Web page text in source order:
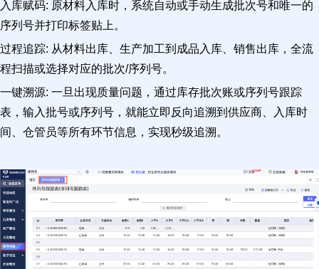
入库赋码: 原材料入库时，系统自动或手动生成批次号和唯一的
序列号并打印标签贴上。
过程追踪: 从材料出库、生产加工到成品入库、销售出库，全流
程扫描或选择对应的批次/序列号。
一键溯源: 一旦出现质量问题，通过库存批次账或序列号跟踪
表，输入批号或序列号，就能立即反向追溯到供应商、入库时
间、仓管员等所有环节信息，实现秒级追溯。